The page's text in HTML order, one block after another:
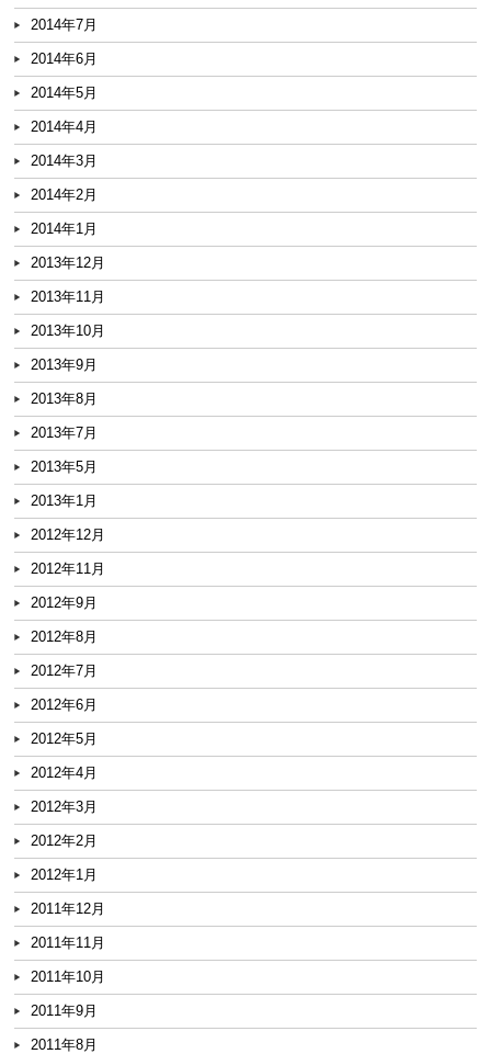
2014年7月
2014年6月
2014年5月
2014年4月
2014年3月
2014年2月
2014年1月
2013年12月
2013年11月
2013年10月
2013年9月
2013年8月
2013年7月
2013年5月
2013年1月
2012年12月
2012年11月
2012年9月
2012年8月
2012年7月
2012年6月
2012年5月
2012年4月
2012年3月
2012年2月
2012年1月
2011年12月
2011年11月
2011年10月
2011年9月
2011年8月